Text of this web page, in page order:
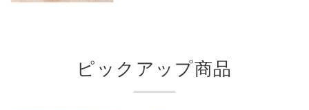
ピックアップ商品